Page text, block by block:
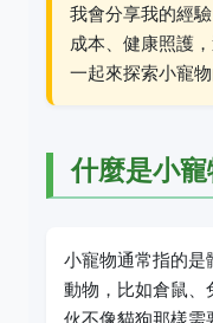
我會分享我的經
成本、健康照護
一起來探索小寵
什麼是小
小寵物通常指的是
動物，比如倉鼠、
伙不像貓狗那樣需